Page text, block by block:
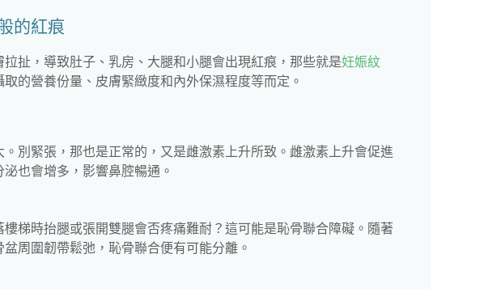
的紅痕
扯，導致肚子、乳房、大腿和小腿會出現紅痕，那些就是妊娠紋
的營養份量、皮膚緊緻度和內外保濕程度等而定。
別緊張，那也是正常的，又是雌激素上升所致。雌激素上升會促進
也會增多，影響鼻腔暢通。
梯時抬腿或張開雙腿會否疼痛難耐？這可能是恥骨聯合障礙。隨著
周圍韌帶鬆弛，恥骨聯合便有可能分離。